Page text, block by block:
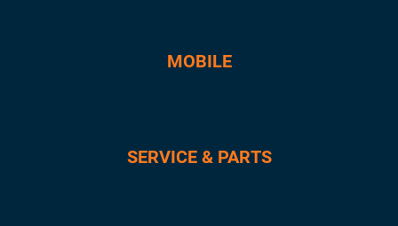
MOBILE
SERVICE & PARTS